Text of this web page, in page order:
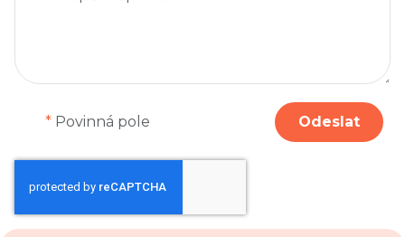
* Povinná pole Odeslat